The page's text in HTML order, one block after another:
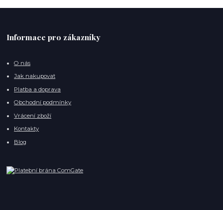
Informace pro zákazníky
O nás
Jak nakupovat
Platba a doprava
Obchodní podmínky
Vrácení zboží
Kontakty
Blog